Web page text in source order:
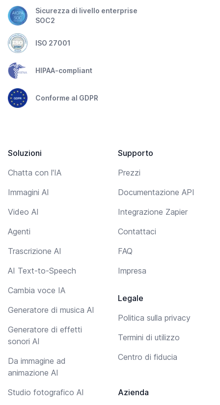
Sicurezza di livello enterprise
SOC2
ISO 27001
HIPAA-compliant
Conforme al GDPR
Soluzioni
Chatta con l'IA
Immagini AI
Video AI
Agenti
Trascrizione AI
AI Text-to-Speech
Cambia voce IA
Generatore di musica AI
Generatore di effetti
sonori AI
Da immagine ad
animazione AI
Studio fotografico AI
Supporto
Prezzi
Documentazione API
Integrazione Zapier
Contattaci
FAQ
Impresa
Legale
Politica sulla privacy
Termini di utilizzo
Centro di fiducia
Azienda